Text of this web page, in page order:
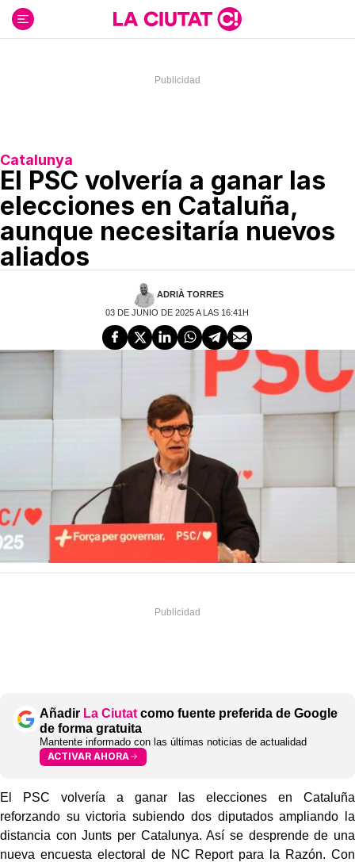
contenido
Catalunya
El PSC volvería a ganar las
elecciones en Cataluña,
aunque necesitaría nuevos
aliados
ADRIÀ TORRES
03 DE JUNIO DE 2025 A LAS 16:41H
Añadir La Ciutat como fuente preferida de Google
de forma gratuita
Mantente informado con las últimas noticias de actualidad
ACTIVAR AHORA
El PSC volvería a ganar las elecciones en Cataluña
reforzando su victoria subiendo dos diputados ampliando la
distancia con Junts per Catalunya. Así se desprende de una
nueva encuesta electoral de NC Report para la Razón. Con